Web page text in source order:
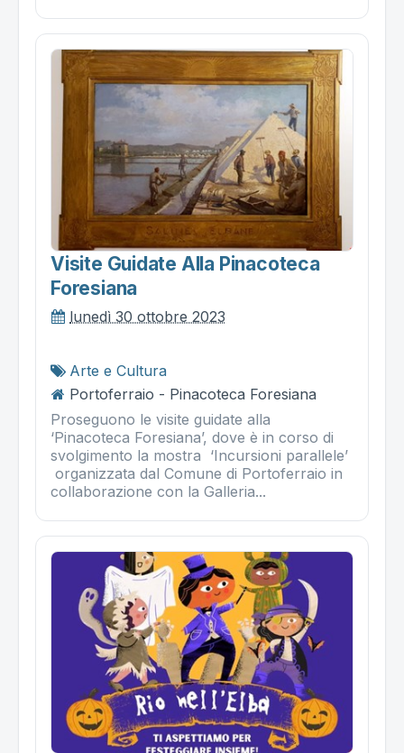
Visite Guidate Alla Pinacoteca
Foresiana
lunedì 30 ottobre 2023
Arte e Cultura
Portoferraio - Pinacoteca Foresiana
Proseguono le visite guidate alla
‘Pinacoteca Foresiana’, dove è in corso di
svolgimento la mostra ‘Incursioni parallele’
organizzata dal Comune di Portoferraio in
collaborazione con la Galleria...